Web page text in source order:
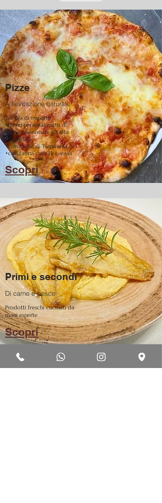
Pizze
A lievitazione naturale
Tre tipi di impasto:
•Blend personalizzato di
farine salezionate ad alta
diriginilità
•con farina di Tumminia
•con farina cuor di cereali
Scopri
Primi e secondi
Di carne e pesce
Prodotti freschi cucinati da
mani esperte
Scopri